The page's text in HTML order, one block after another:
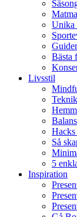
Unika
Bästa
Livsstil
Hacks
Så
5
Inspiration